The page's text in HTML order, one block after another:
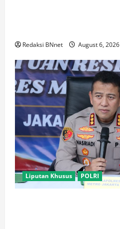
Redaksi BNnet August 6, 2026
Liputan Khusus POLRI